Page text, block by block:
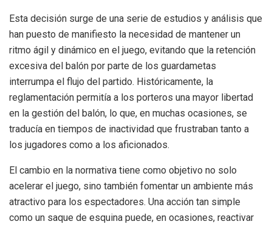
Esta decisión surge de una serie de estudios y análisis que
han puesto de manifiesto la necesidad de mantener un
ritmo ágil y dinámico en el juego, evitando que la retención
excesiva del balón por parte de los guardametas
interrumpa el flujo del partido. Históricamente, la
reglamentación permitía a los porteros una mayor libertad
en la gestión del balón, lo que, en muchas ocasiones, se
traducía en tiempos de inactividad que frustraban tanto a
los jugadores como a los aficionados.
El cambio en la normativa tiene como objetivo no solo
acelerar el juego, sino también fomentar un ambiente más
atractivo para los espectadores. Una acción tan simple
como un saque de esquina puede, en ocasiones, reactivar